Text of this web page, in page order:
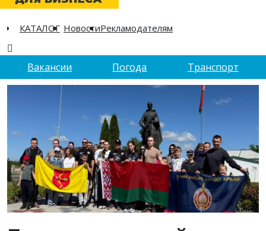
КАТАЛОГ НовостиРекламодателям
Вакансии Погода Транспорт